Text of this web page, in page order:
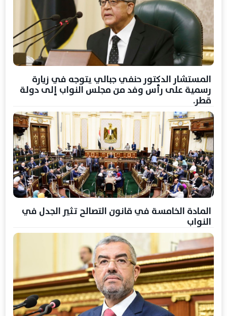
المستشار الدكتور حنفي جبالي يتوجه في زيارة
رسمية على رأس وفد من مجلس النواب إلى دولة
قطر.
المادة الخامسة في قانون التصالح تثير الجدل في
النواب